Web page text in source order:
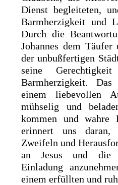
Dienst begleiteten,
Barmherzigkeit und
Durch die
Johannes dem
der unbußfertigen
seine
Barmherzigkeit.
einem liebevollen
mühselig und
kommen und wahre
erinnert uns
Zweifeln und
an Jesus und die
Einladung
einem erfüllten und